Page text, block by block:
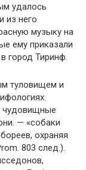
удалось
из него
музыку на
ему приказали
город Тиринф.
туловищем и
чудовищные
— «собаки
охраняя
803 след.).